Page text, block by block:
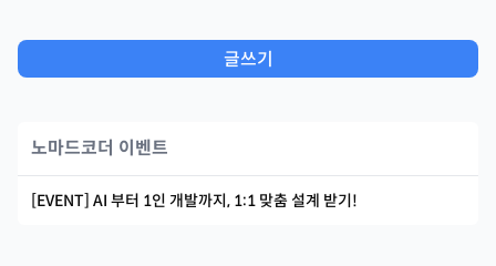
글쓰기
노마드코더 이벤트
[EVENT] AI 부터 1인 개발까지, 1:1 맞춤 설계 받기!